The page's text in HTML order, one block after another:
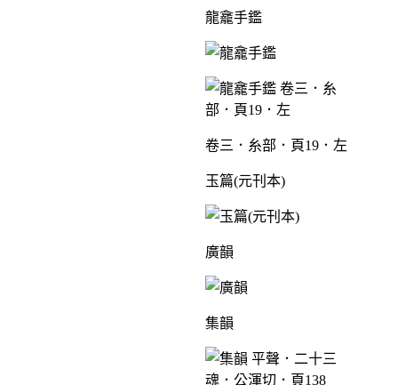
龍龕手鑑
卷三．糸部．頁19．左
玉篇(元刊本)
廣韻
集韻